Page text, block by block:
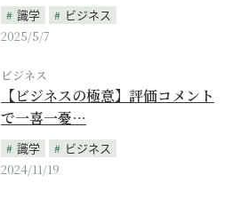
識学
ビジネス
2025/5/7
ビジネス
【ビジネスの極意】評価コメント
で一喜一憂…
識学
ビジネス
2024/11/19